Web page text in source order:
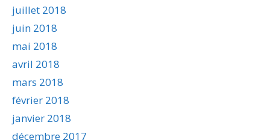
juillet 2018
juin 2018
mai 2018
avril 2018
mars 2018
février 2018
janvier 2018
décembre 2017